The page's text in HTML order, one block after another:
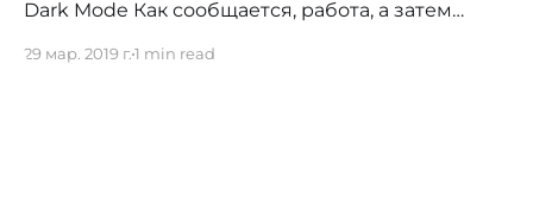
Dark Mode Как сообщается, работа, а затем
ведется с сентября 2018 года, параллельно с
29 мар. 2019 г.1 min read